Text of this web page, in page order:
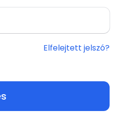
Elfelejtett jelszó?